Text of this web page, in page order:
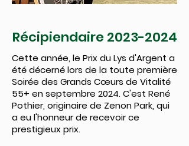
Récipiendaire2023-2024
Cette année, le Prix du Lys d'Argent a
été décerné lors de la toute première
Soirée des Grands Cœurs de Vitalité
55+ en septembre 2024. C'est René
Pothier, originaire de Zenon Park, qui
a eu l'honneur de recevoir ce
prestigieux prix.